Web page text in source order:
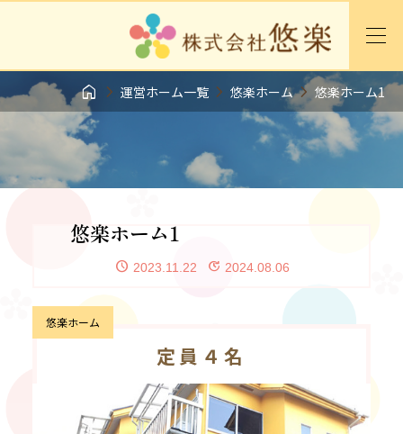
  運営ホーム一覧  悠楽ホーム 悠楽ホーム1
悠楽ホーム1
2023.11.22 2024.08.06
悠楽ホーム
定員４名